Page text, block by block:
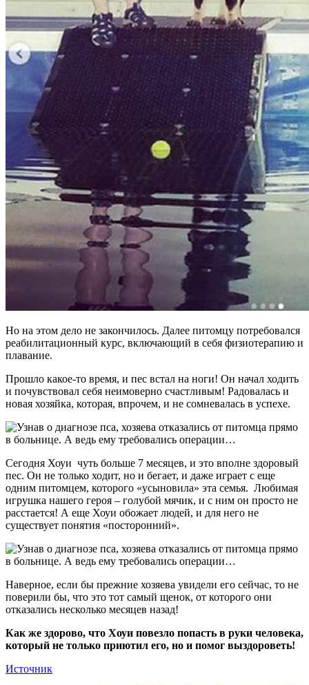
Но на этом дело не закончилось. Далее питомцу потребовался
реабилитационный курс, включающий в себя физиотерапию и
плавание.
Прошло какое-то время, и пес встал на ноги! Он начал ходить
и почувствовал себя неимоверно счастливым! Радовалась и
новая хозяйка, которая, впрочем, и не сомневалась в успехе.
Сегодня Хоуи чуть больше 7 месяцев, и это вполне здоровый
пес. Он не только ходит, но и бегает, и даже играет с еще
одним питомцем, которого «усыновила» эта семья. Любимая
игрушка нашего героя – голубой мячик, и с ним он просто не
расстается! А еще Хоуи обожает людей, и для него не
существует понятия «посторонний».
Наверное, если бы прежние хозяева увидели его сейчас, то не
поверили бы, что это тот самый щенок, от которого они
отказались несколько месяцев назад!
Как же здорово, что Хоуи повезло попасть в руки человека,
который не только приютил его, но и помог выздороветь!
Источник